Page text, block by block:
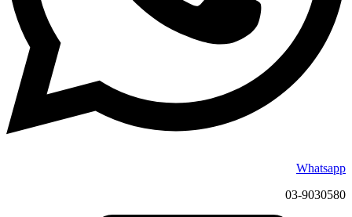
Whatsapp
03-9030580